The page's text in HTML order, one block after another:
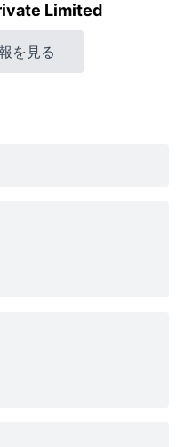
Limited
を見る